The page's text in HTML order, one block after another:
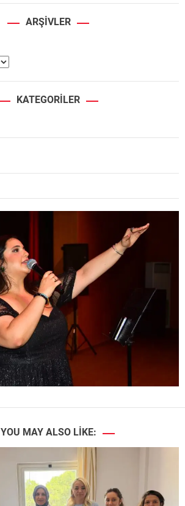
ARŞIVLER
KATEGORILER
YOU MAY ALSO LIKE: